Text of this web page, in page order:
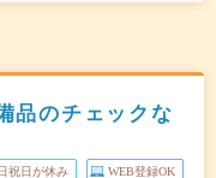
品のチェックな
祝日が休み WEB登録OK